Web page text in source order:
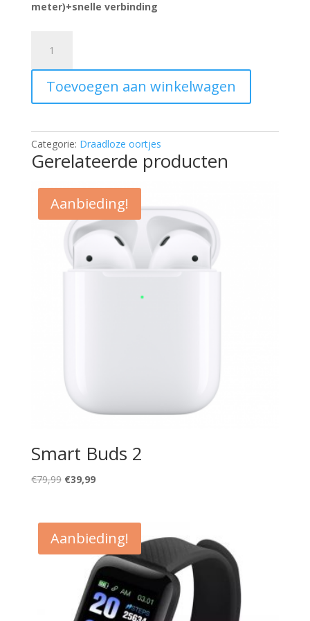
meter)+snelle verbinding
Buds
Pro
aantalToevoegen aan winkelwagen
Categorie: Draadloze oortjes
Gerelateerde producten
Aanbieding!
Smart Buds 2
€79,99 Oorspronkelijke
€79,99.
€39,99Huidige
€39,99.
Aanbieding!